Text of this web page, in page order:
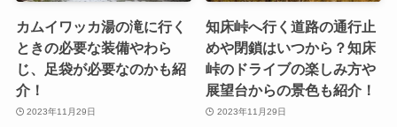
カムイワッカ湯の滝に行く
ときの必要な装備やわら
じ、足袋が必要なのかも紹
介！
2023年11月29日
知床峠へ行く道路の通行止
めや閉鎖はいつから？知床
峠のドライブの楽しみ方や
展望台からの景色も紹介！
2023年11月29日